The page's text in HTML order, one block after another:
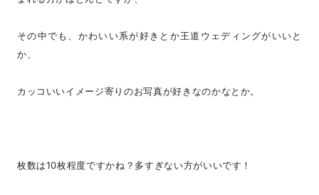
その中でも、かわいい系が好きとか王道ウェディングがいいと
か、
カッコいいイメージ寄りのお写真が好きなのかなとか。
枚数は10枚程度ですかね？多すぎない方がいいです！